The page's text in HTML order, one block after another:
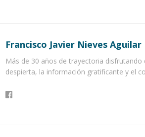
Francisco Javier Nieves Aguilar
Más de 30 años de trayectoria
despierta, la información gratificante y el